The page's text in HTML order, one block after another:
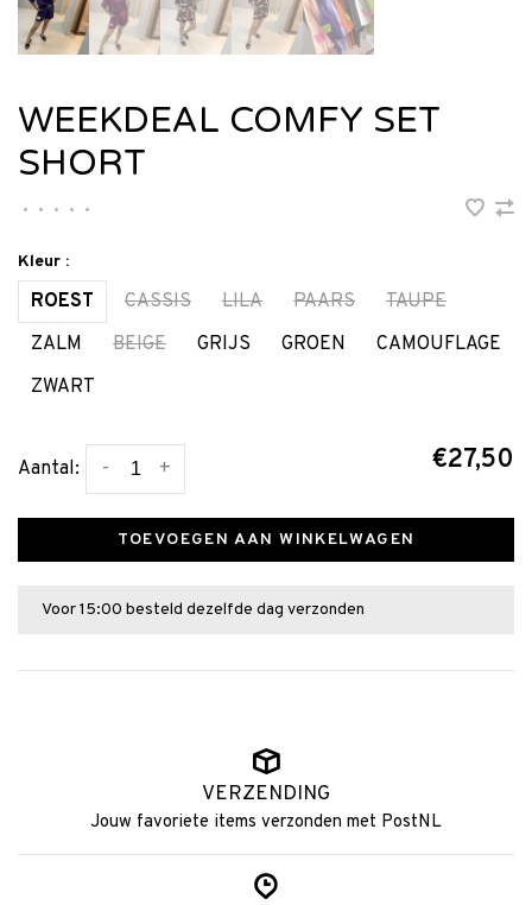
WEEKDEAL COMFY SET
SHORT
• • • • •
Kleur :
ROEST CASSIS LILA PAARS
TAUPE
ZALM
BEIGE GRIJS GROEN
CAMOUFLAGE
ZWART
Aantal: +
- €27,50
TOEVOEGEN AAN WINKELWAGEN
Voor 15:00 besteld dezelfde dag verzonden
VERZENDING
Jouw favoriete items verzonden met PostNL